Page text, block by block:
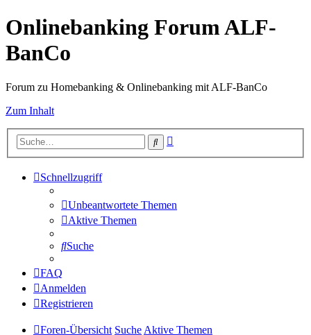
Onlinebanking Forum ALF-
BanCo
Forum zu Homebanking & Onlinebanking mit ALF-BanCo
Zum Inhalt
Suche
Schnellzugriff
Unbeantwortete Themen
Aktive Themen
Suche
FAQ
Anmelden
Registrieren
Foren-Übersicht SucheAktive Themen